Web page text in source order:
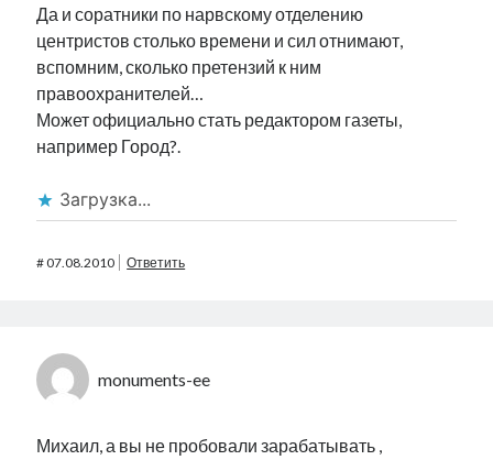
Да и соратники по нарвскому отделению
центристов столько времени и сил отнимают,
вспомним, сколько претензий к ним
правоохранителей…
Может официально стать редактором газеты,
например Город?.
Загрузка...
#07.08.2010 Ответить
monuments-ee
Михаил, а вы не пробовали зарабатывать ,